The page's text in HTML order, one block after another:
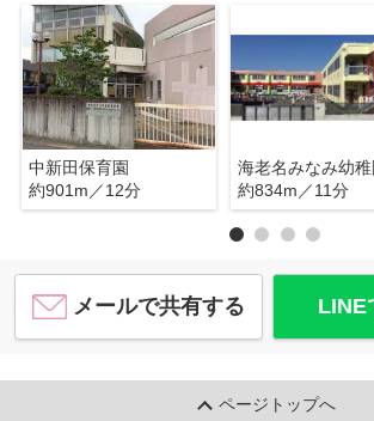
中新田保育園
約901m／12分
海老名みなみ幼稚
約834m／11分
メールで共有する LINE
ページトップへ